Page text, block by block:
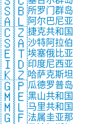
🇸🇧所罗门群岛
🇦🇱阿尔巴尼亚
🇨🇿捷克共和国
🇸🇦沙特阿拉伯
🇪🇹埃塞俄比亚
🇮🇩印度尼西亚
🇰🇿哈萨克斯坦
🇬🇵瓜德罗普岛
🇲🇪黑山共和国
🇲🇱马里共和国
🇬🇫法属圭亚那